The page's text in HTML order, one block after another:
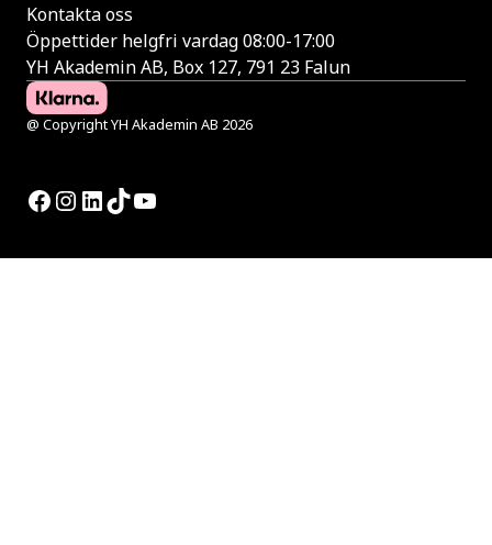
Kontakta oss
Öppettider helgfri vardag 08:00-17:00
YH Akademin AB, Box 127, 791 23 Falun
@ Copyright YH Akademin AB 2026
Facebook
Instagram
LinkedIn
TikTok
YouTube